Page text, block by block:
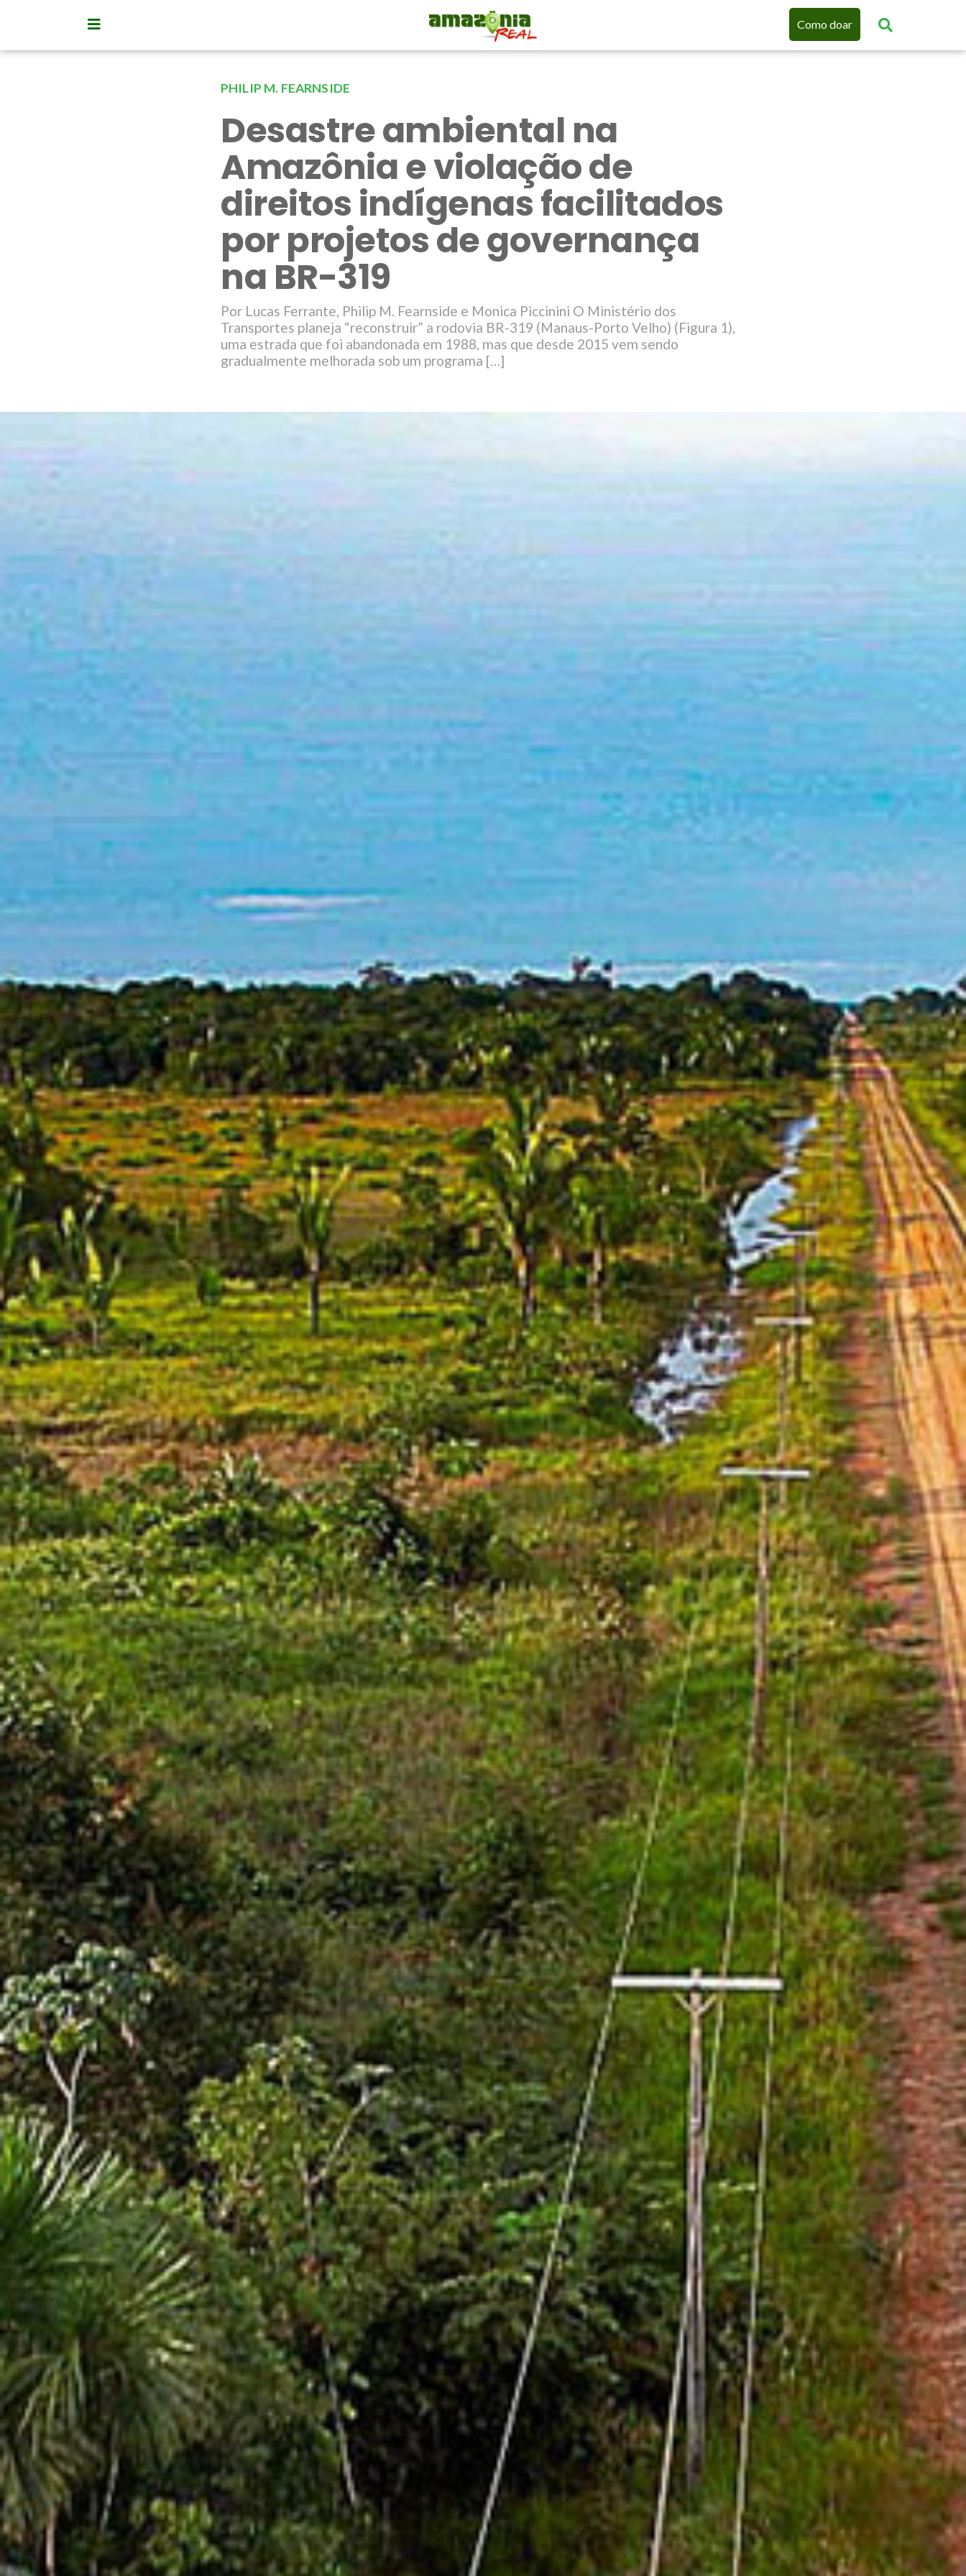
Como doar
PHILIP M. FEARNSIDE
Desastre ambiental na
Amazônia e violação de
direitos indígenas facilitados
por projetos de governança
na BR-319
Por Lucas Ferrante, Philip M. Fearnside e Monica Piccinini O Ministério dos
Transportes planeja “reconstruir” a rodovia BR-319 (Manaus-Porto Velho) (Figura 1),
uma estrada que foi abandonada em 1988, mas que desde 2015 vem sendo
gradualmente melhorada sob um programa […]